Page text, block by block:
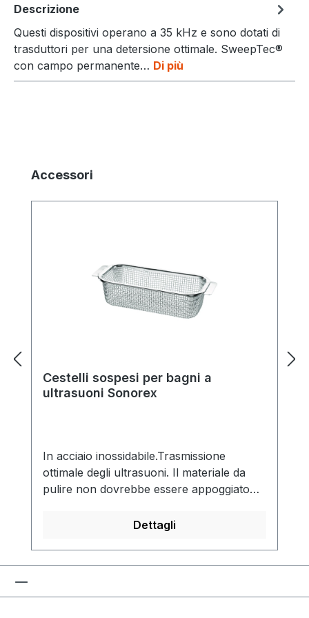
Descrizione
Questi dispositivi operano a 35 kHz e sono dotati di
trasduttori per una detersione ottimale. SweepTec®
con campo permanente… Di più
Salta la galleria dei prodotti
Accessori
Cestelli sospesi per bagni a
ultrasuoni Sonorex
In acciaio inossidabile.Trasmissione
ottimale degli ultrasuoni. Il materiale da
pulire non dovrebbe essere appoggiato
Dettagli